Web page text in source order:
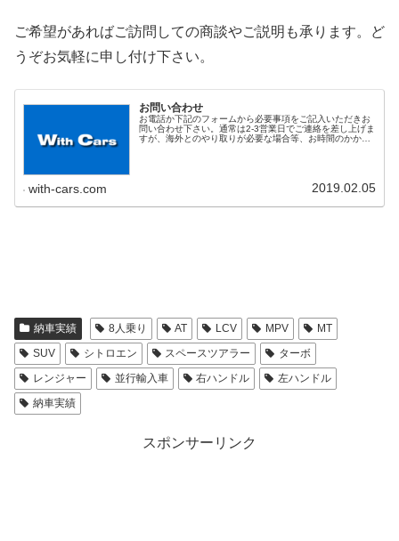
ご希望があればご訪問しての商談やご説明も承ります。ど
うぞお気軽に申し付け下さい。
お問い合わせ
お電話か下記のフォームから必要事項をご記入いただきお
問い合わせ下さい。通常は2-3営業日でご連絡を差し上げま
すが、海外とのやり取りが必要な場合等、お時間のかかる
with-cars.com 2019.02.05
納車実績 8人乗り AT LCV MPV
MT
SUV
シトロエン スペースツアラー
ターボ
レンジャー
並行輸入車 右ハンドル
左ハンドル
納車実績
スポンサーリンク